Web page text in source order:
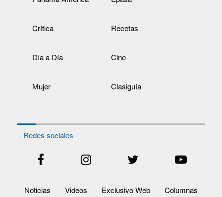
Crítica Recetas
Día a Día Cine
Mujer Clasiguía
- Redes sociales -
Noticias Videos Exclusivo Web Columnas